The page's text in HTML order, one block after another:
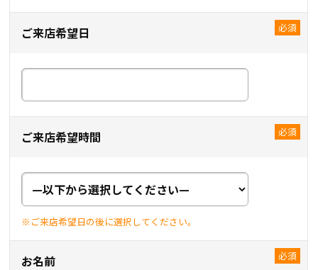
ご来店希望日
ご来店希望時間
※ご来店希望日の後に選択してください。
お名前